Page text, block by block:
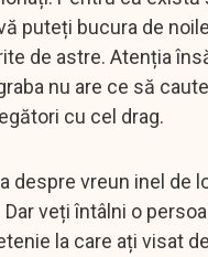
puteți bucura de noile
de astre. Atenția
nu are ce să
cu cel drag.
despre vreun inel de
veți întâlni o
la care ați visat